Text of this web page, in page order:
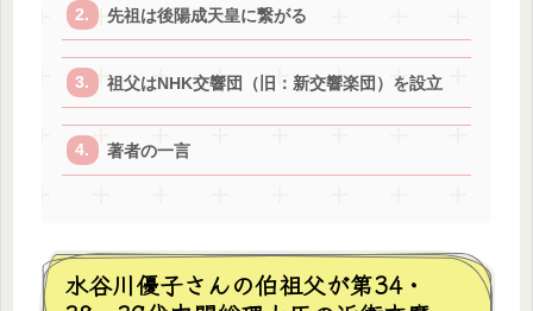
先祖は後陽成天皇に繋がる
祖父はNHK交響団（旧：新交響楽団）を設立
著者の一言
水谷川優子さんの伯祖父が第34・